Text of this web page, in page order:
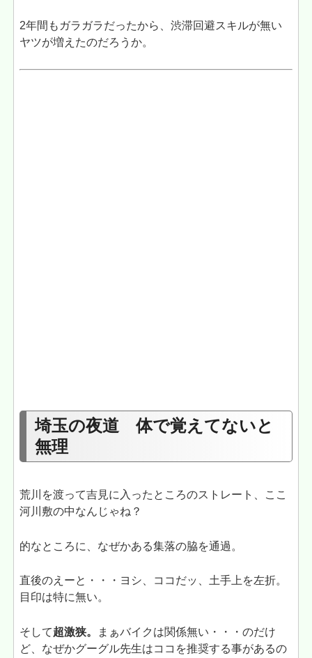
2年間もガラガラだったから、渋滞回避スキルが無い
ヤツが増えたのだろうか。
埼玉の夜道 体で覚えてないと
無理
荒川を渡って吉見に入ったところのストレート、ここ
河川敷の中なんじゃね？
的なところに、なぜかある集落の脇を通過。
直後のえーと・・・ヨシ、ココだッ、土手上を左折。
目印は特に無い。
そして超激狭。
まぁバイクは関係無い・・・のだけ
ど、なぜかグーグル先生はココを推奨する事があるの